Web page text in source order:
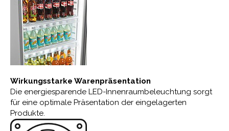
Wirkungsstarke Warenpräsentation
Die energiesparende LED-Innenraumbeleuchtung sorgt
für eine optimale Präsentation der eingelagerten
Produkte.